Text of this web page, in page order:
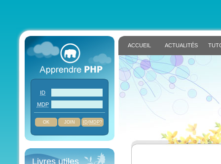
ACCUEIL ACTUALITÉS
ID
MDP
JOIN ID/MDP?
Livres utiles